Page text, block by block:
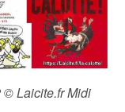
© Laicite.fr Midi